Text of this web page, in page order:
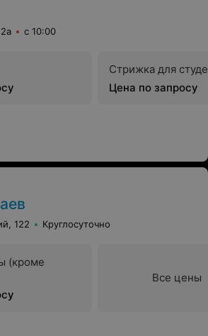
с 10:00
Стрижка для
Цена по запросу
122 Круглосуточно
(кроме
Все цены